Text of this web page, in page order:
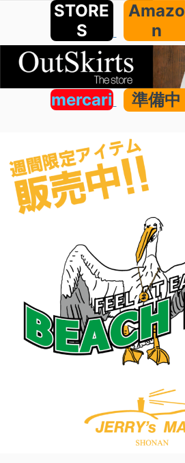
STORE
S
Amazo
n
mercari 準備中